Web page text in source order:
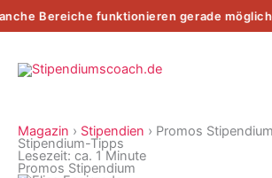
Bereiche funktionieren gerade
Inhalt
springen
Magazin › Stipendien › Promos Stipendium
Stipendium-Tipps
Lesezeit: ca. 1 Minute
Promos Stipendium